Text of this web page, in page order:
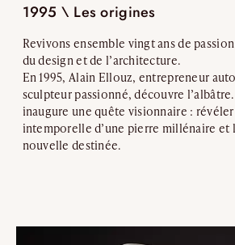
1995 \ Les origines
Revivons ensemble vingt ans de
du design et de l’architecture.
En 1995, Alain Ellouz, entrepreneur
sculpteur passionné, découvre
inaugure une quête visionnaire :
intemporelle d’une pierre millénaire et
nouvelle destinée.